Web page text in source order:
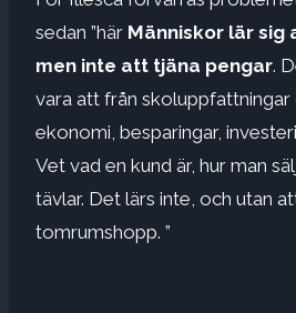
sedan ”här Människor lär
men inte att tjäna pengar.
vara att från skoluppfattningar
ekonomi, besparingar,
Vet vad en kund är, hur man
tävlar. Det lärs inte, och utan
tomrumshopp. ”